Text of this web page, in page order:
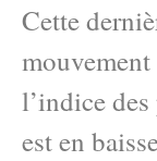
Cette
l’indice
est en